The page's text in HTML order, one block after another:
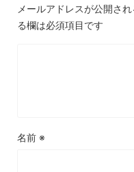
メールアドレスが公開され
る欄は必須項目です
名前 ※